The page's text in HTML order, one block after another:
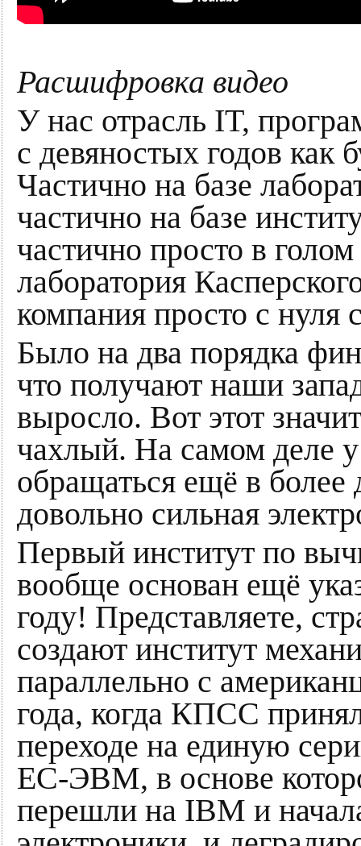
Расшифровка видео
У нас отрасль IT,
с девяностых годов как
Частично на базе
частично на базе
частично просто в
лаборатория
компания просто с нуля
Было на два порядка
что получают наши
выросло. Вот этот
чахлый. На самом деле
обращаться ещё в более
довольно сильная
Первый институт по
вообще основан ещё
году! Представляете,
создают институт
параллельно с
года, когда КПСС
переходе на единую
ЕС-ЭВМ, в основе
перешли на IBM и